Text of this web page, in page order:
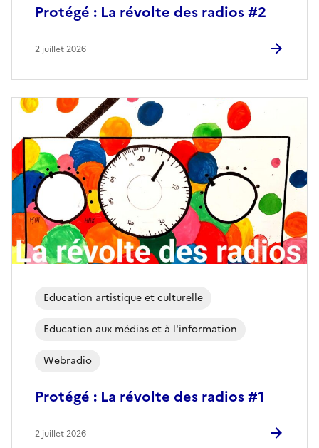
Protégé : La révolte des radios #2
2 juillet 2026
Protégé : La révolte des radios #1
Education artistique et culturelle
Education aux médias et à l'information
Webradio
2 juillet 2026